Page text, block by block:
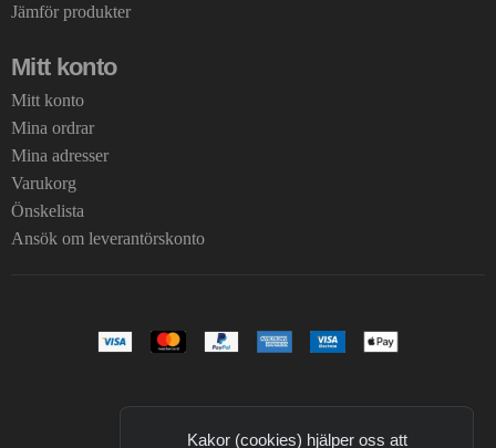
Jämför produkter
Mitt konto
Mitt konto
Mina ordrar
Mina adresser
Varukorg
Önskelista
Ansök om leverantörskonto
Kakor (cookies) hjälper oss att